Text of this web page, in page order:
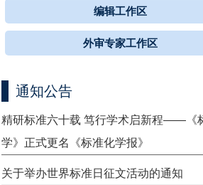
编辑工作区
外审专家工作区
通知公告
精研标准六十载 笃行学术启新程——《
学》正式更名《标准化学报》
关于举办世界标准日征文活动的通知